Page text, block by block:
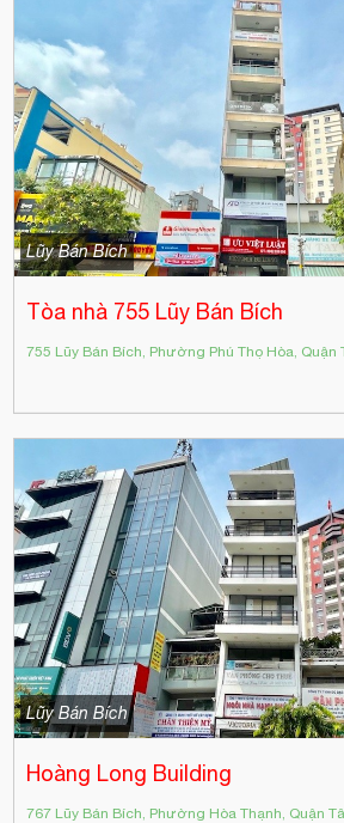
Lũy Bán Bích
Tòa nhà 755 Lũy Bán Bích
755 Lũy Bán Bích, Phường Phú Thọ Hòa, Quận
Lũy Bán Bích
Hoàng Long Building
767 Lũy Bán Bích, Phường Hòa Thạnh, Quận